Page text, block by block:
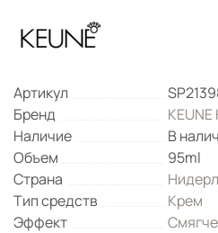
Артикул
Бренд
Наличие
В
Объем
95ml
Страна
Тип средств
Крем
Эффект